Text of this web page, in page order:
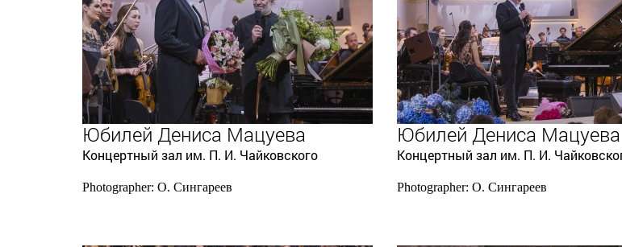
Юбилей Дениса Мацуева
Концертный зал им. П. И. Чайковского
Photographer: О. Сингареев
Юбилей Дениса Мацуева
Концертный зал им. П. И.
Photographer: О. Сингареев